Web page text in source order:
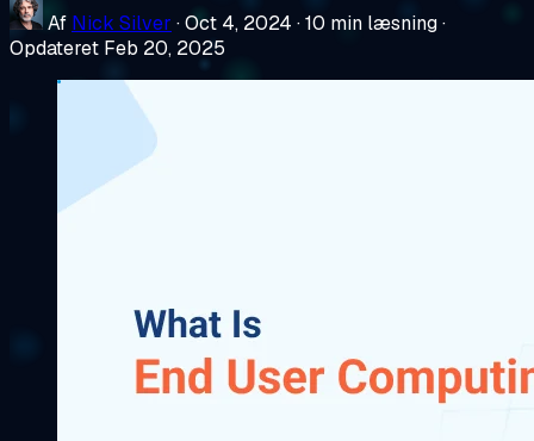
Af Nick Silver ·Oct 4, 2024 ·10 min læsning·
Opdateret Feb 20, 2025